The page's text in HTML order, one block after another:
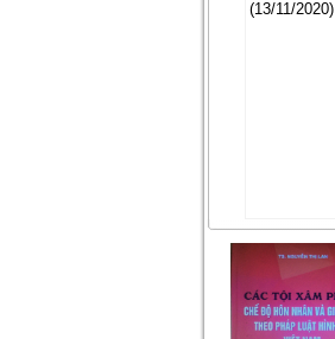
(13/11/2020)